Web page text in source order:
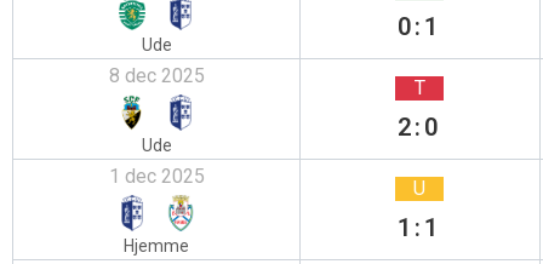
Ude
0:1
8 dec 2025
Ude
T
2:0
1 dec 2025
Hjemme
U
1:1